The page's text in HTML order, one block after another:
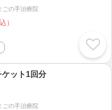
る時に 今までお世話に
と思い
ってはじめて感じるモノ
ました。 隣町の整骨院
が具合悪く成り、地元
気になり、その喜びがと
ごの手治療院
）
ット1回分
ごの手治療院